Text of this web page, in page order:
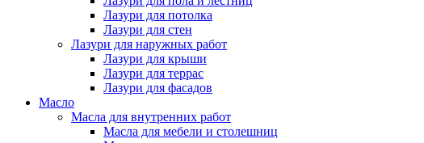
Лазури для потолка
Лазури для стен
Лазури для наружных работ
Лазури для крыши
Лазури для террас
Лазури для фасадов
Масло
Масла для внутренних работ
Масла для мебели и столешниц